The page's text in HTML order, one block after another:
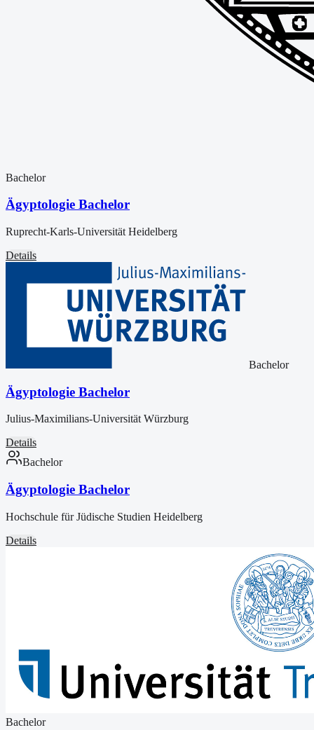
Bachelor
Ägyptologie Bachelor
Ruprecht-Karls-Universität Heidelberg
Details
Bachelor
Ägyptologie Bachelor
Julius-Maximilians-Universität Würzburg
Details
Bachelor
Ägyptologie Bachelor
Hochschule für Jüdische Studien Heidelberg
Details
Bachelor